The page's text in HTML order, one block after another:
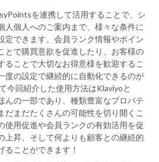
を連携して活用することで、シ
人個人へのご案内まで、様々な条件に
定できます。会員ランク情報やポイン
とで購買意欲を促進したり、お客様の
ることで大切なお得意様を歓迎するこ
度の設定で継続的に自動化できるのが
今回紹介した使用方法はKlaviyoと
んの一部であり、種類豊富なプロパテ
だまだたくさんの可能性を切り開くこ
使用促進や会員ランクの有効活用を促
上昇、そして何よりも顧客との継続的
ることができます！